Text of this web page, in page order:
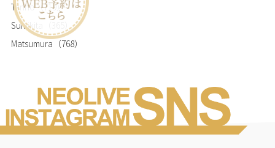
Tanno（719）
Sumikita
（365）
Matsumura（768）